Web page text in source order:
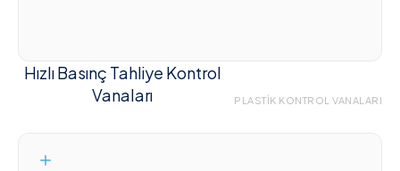
Hızlı Basınç Tahliye Kontrol
Vanaları
PLASTIK KONTROL VANALARI